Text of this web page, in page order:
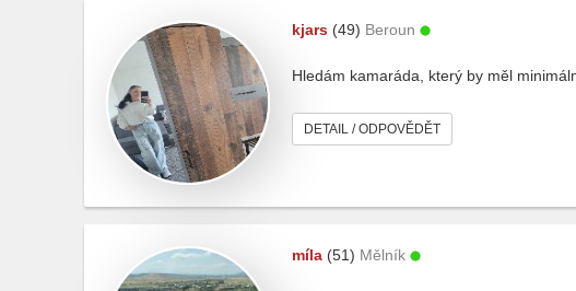
kjars (49) Beroun
Hledám kamaráda, který by měl
DETAIL / ODPOVĚDĚT
míla (51) Mělník